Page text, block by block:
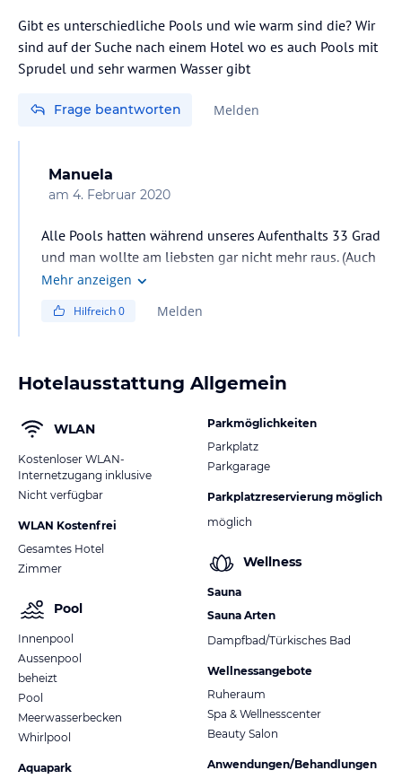
Gibt es unterschiedliche Pools und wie warm sind die? Wir
sind auf der Suche nach einem Hotel wo es auch Pools mit
Sprudel und sehr warmen Wasser gibt
Frage beantworten Melden
Manuela
am 4. Februar 2020
Alle Pools hatten während unseres Aufenthalts 33 Grad
und man wollte am liebsten gar nicht mehr raus. (Auch
mit Bio-, Infrarot- und finnischer Sauna ist für jeden was
Mehr anzeigen
Hilfreich0 Melden
Hotelausstattung Allgemein
WLAN
Kostenloser WLAN-
Internetzugang inklusive
Nicht verfügbar
WLAN Kostenfrei
Gesamtes Hotel
Zimmer
Pool
Innenpool
Aussenpool
beheizt
Pool
Meerwasserbecken
Whirlpool
Aquapark
Parkmöglichkeiten
Parkplatz
Parkgarage
Parkplatzreservierung möglich
möglich
Wellness
Sauna
Sauna Arten
Dampfbad/Türkisches Bad
Wellnessangebote
Ruheraum
Spa & Wellnesscenter
Beauty Salon
Anwendungen/Behandlungen